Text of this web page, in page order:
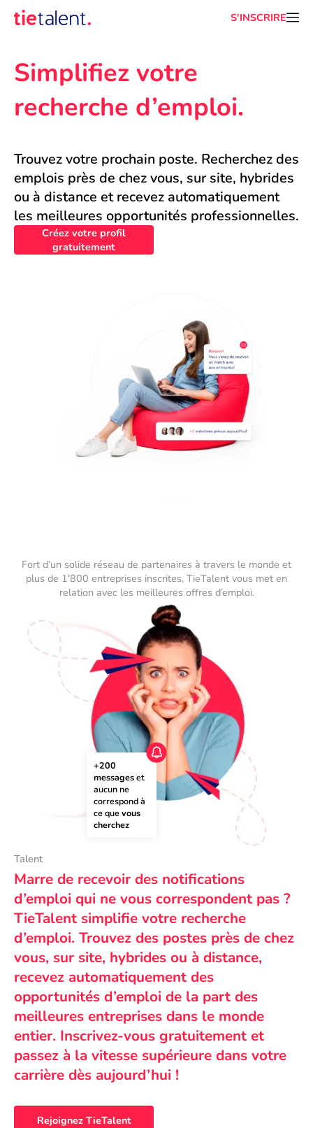
S'INSCRIRE
Simplifiez votre
recherche d’emploi.
Trouvez votre prochain poste. Recherchez des
emplois près de chez vous, sur site, hybrides
ou à distance et recevez automatiquement
les meilleures opportunités professionnelles.
Créez votre profil
gratuitement
Fort d’un solide réseau de partenaires à travers le monde et
plus de 1'800 entreprises inscrites, TieTalent vous met en
relation avec les meilleures offres d’emploi.
+200
messages et
aucun ne
correspond à
ce que vous
cherchez
Talent
Marre de recevoir des notifications
d’emploi qui ne vous correspondent pas ?
TieTalent simplifie votre recherche
d’emploi. Trouvez des postes près de chez
vous, sur site, hybrides ou à distance,
recevez automatiquement des
opportunités d’emploi de la part des
meilleures entreprises dans le monde
entier. Inscrivez-vous gratuitement et
passez à la vitesse supérieure dans votre
carrière dès aujourd’hui !
Rejoignez TieTalent